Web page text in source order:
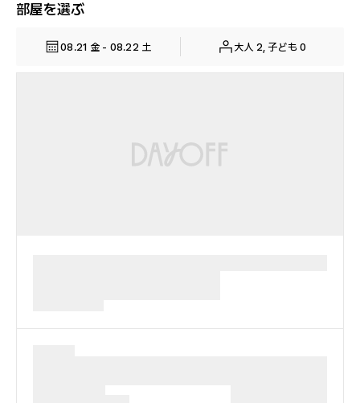
部屋を選ぶ
08.21 金 - 08.22 土 大人 2, 子ども 0